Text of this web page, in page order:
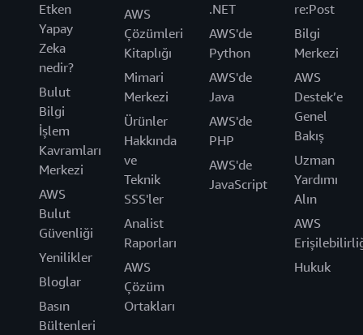
Etken
Yapay
Zeka
nedir?
Bulut
Bilgi
İşlem
Kavramları
Merkezi
AWS
Bulut
Güvenliği
Yenilikler
Bloglar
Basın
Bültenleri
AWS
Çözümleri
Kitaplığı
Mimari
Merkezi
Ürünler
Hakkında
ve
Teknik
SSS'ler
Analist
Raporları
AWS
Çözüm
Ortakları
.NET
AWS'de
Python
AWS'de
Java
AWS'de
PHP
AWS'de
JavaScript
re:Post
Bilgi
Merkezi
AWS
Destek’e
Genel
Bakış
Uzman
Yardımı
Alın
AWS
Hukuk